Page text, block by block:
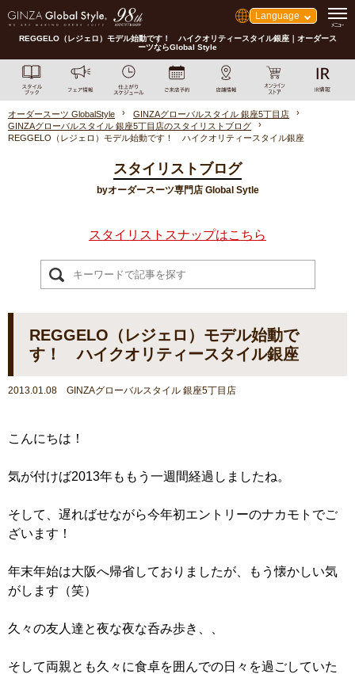
Language
REGGELO（レジェロ）モデル始動です！ ハイクオリティースタイル銀座｜オーダース
ーツならGlobal Style
オーダースーツ GlobalStyle
GINZAグローバルスタイル 銀座5丁目店
GINZAグローバルスタイル 銀座5丁目店のスタイリストブログ
REGGELO（レジェロ）モデル始動です！ ハイクオリティースタイル銀座
スタイリストブログ
byオーダースーツ専門店 Global Sytle
スタイリストスナップはこちら
REGGELO（レジェロ）モデル始動で
す！ ハイクオリティースタイル銀座
2013.01.08 GINZAグローバルスタイル 銀座5丁目店
こんにちは！
気が付けば2013年ももう一週間経過しましたね。
そして、遅ればせながら今年初エントリーのナカモトでご
ざいます！
年末年始は大阪へ帰省しておりましたが、もう懐かしい気
がします（笑）
久々の友人達と夜な夜な呑み歩き、、
そして両親とも久々に食卓を囲んでの日々を過ごしていた